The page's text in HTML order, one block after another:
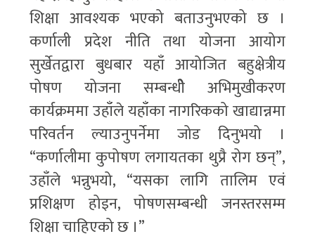
शिक्षा आवश्यक भएको बताउनुभएको छ ।
कर्णाली प्रदेश नीति तथा योजना आयोग
सुर्खेतद्वारा बुधबार यहाँ आयोजित बहुक्षेत्रीय
पोषण योजना सम्बन्धीे अभिमुखीकरण
कार्यक्रममा उहाँले यहाँका नागरिकको खाद्यान्नमा
परिवर्तन ल्याउनुपर्नेमा जोड दिनुभयो ।
“कर्णालीमा कुपोषण लगायतका थुप्रै रोग छन्”,
उहाँले भन्नुभयो, “यसका लागि तालिम एवं
प्रशिक्षण होइन, पोषणसम्बन्धी जनस्तरसम्म
शिक्षा चाहिएको छ ।”